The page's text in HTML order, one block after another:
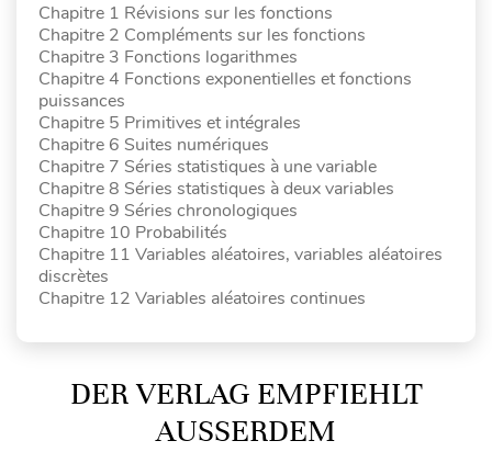
Chapitre 1 Révisions sur les fonctions
Chapitre 2 Compléments sur les fonctions
Chapitre 3 Fonctions logarithmes
Chapitre 4 Fonctions exponentielles et fonctions
puissances
Chapitre 5 Primitives et intégrales
Chapitre 6 Suites numériques
Chapitre 7 Séries statistiques à une variable
Chapitre 8 Séries statistiques à deux variables
Chapitre 9 Séries chronologiques
Chapitre 10 Probabilités
Chapitre 11 Variables aléatoires, variables aléatoires
discrètes
Chapitre 12 Variables aléatoires continues
DER VERLAG EMPFIEHLT
AUSSERDEM